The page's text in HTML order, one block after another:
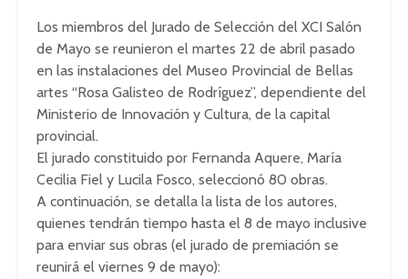
Los miembros del Jurado de Selección del XCI Salón
de Mayo se reunieron el martes 22 de abril pasado
en las instalaciones del Museo Provincial de Bellas
artes “Rosa Galisteo de Rodríguez”, dependiente del
Ministerio de Innovación y Cultura, de la capital
provincial.
El jurado constituido por Fernanda Aquere, María
Cecilia Fiel y Lucila Fosco, seleccionó 80 obras.
A continuación, se detalla la lista de los autores,
quienes tendrán tiempo hasta el 8 de mayo inclusive
para enviar sus obras (el jurado de premiación se
reunirá el viernes 9 de mayo):